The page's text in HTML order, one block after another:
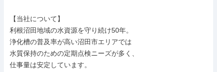
【当社について】
利根沼田地域の水資源を守り続け50年。
浄化槽の普及率が高い沼田市エリアでは
水質保持のための定期点検ニーズが多く、
仕事量は安定しています。